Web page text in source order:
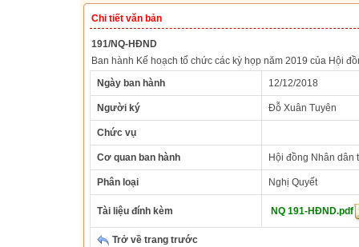
Chi tiết văn bản
191/NQ-HĐND
Ban hành Kế hoạch tổ chức các kỳ họp năm 2019 của Hội
Ngày ban hành
12/12/2018
Người ký Đỗ Xuân Tuyên
Chức vụ
Cơ quan ban hành Hội đồng Nhân dân
Phân loại Nghị Quyết
Tài liệu đính kèm NQ 191-HĐND.pdf
Trở về trang trước